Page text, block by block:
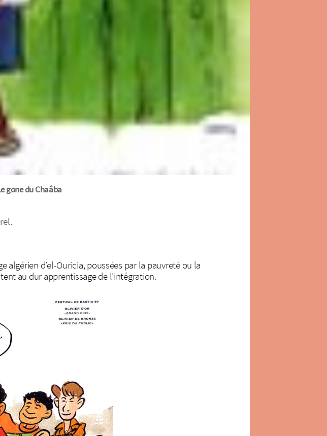
gone du Chaâba
algérien d’el-Ouricia, poussées par la pauvreté ou la
au dur apprentissage de l’intégration.